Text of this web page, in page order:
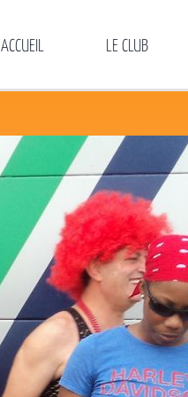
ACCUEIL LE CLUB